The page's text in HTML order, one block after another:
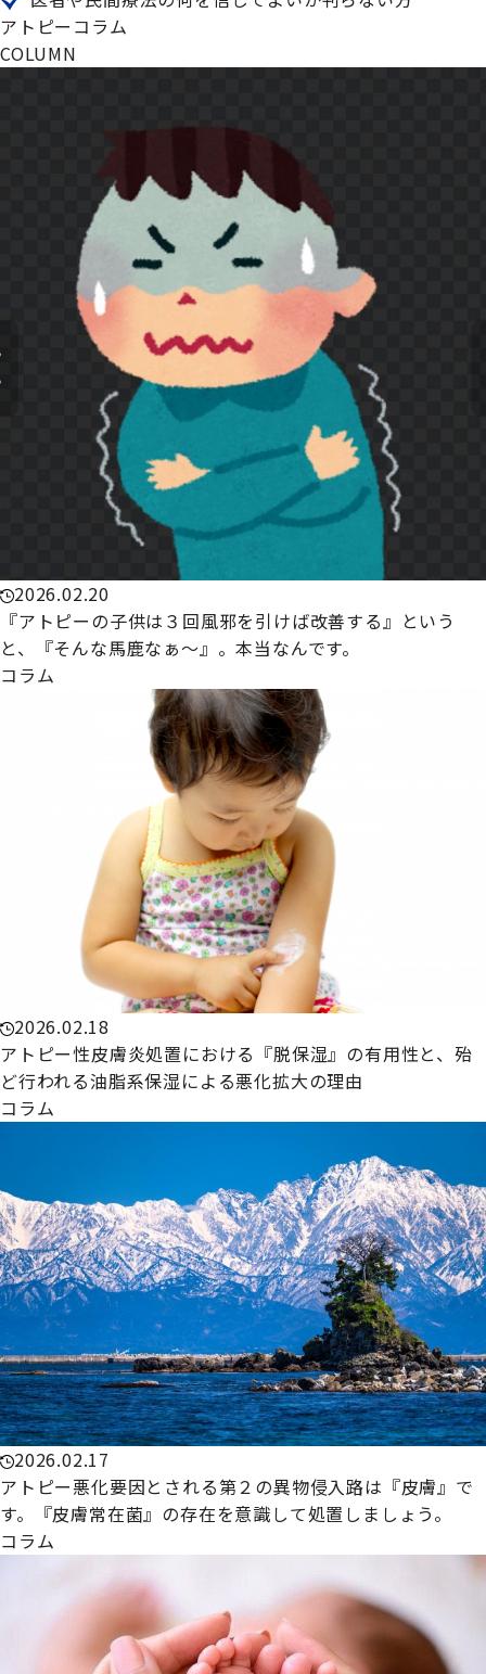
アトピーコラム
COLUMN
2026.02.20
『アトピーの子供は３回風邪を引けば改善する』という
と、『そんな馬鹿なぁ～』。本当なんです。
コラム
2026.02.18
アトピー性皮膚炎処置における『脱保湿』の有用性と、殆
ど行われる油脂系保湿による悪化拡大の理由
コラム
2026.02.17
アトピー悪化要因とされる第２の異物侵入路は『皮膚』で
す。『皮膚常在菌』の存在を意識して処置しましょう。
コラム